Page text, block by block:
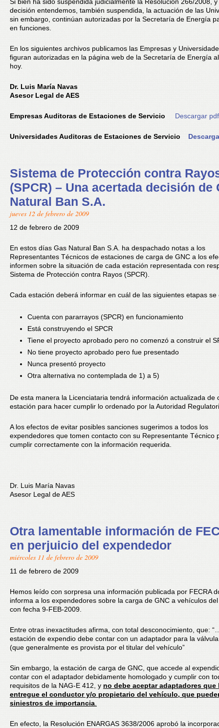
decisión entendemos, también suspendida, la actuación de las
sin embargo, continúan autorizadas por la Secretaría de Energía
en funciones.
En los siguientes archivos publicamos las Empresas y
figuran autorizadas en la página web de la Secretaría de Energía
hoy.
Dr. Luis María Navas
Asesor Legal de AES
Empresas Auditoras de Estaciones de Servicio Descargar pdf
Universidades Auditoras de Estaciones de Servicio
Sistema de Protección contra
(SPCR) – Una acertada decisión de
Natural Ban S.A.
jueves 12 de febrero de 2009
12 de febrero de 2009
En estos días Gas Natural Ban S.A. ha despachado notas a los
Representantes Técnicos de estaciones de carga de GNC a los
informen sobre la situación de cada estación representada con
Sistema de Protección contra Rayos (SPCR).
Cada estación deberá informar en cuál de las siguientes etapas se
Cuenta con pararrayos (SPCR) en funcionamiento
Está construyendo el SPCR
Tiene el proyecto aprobado pero no comenzó a construir el
No tiene proyecto aprobado pero fue presentado
Nunca presentó proyecto
Otra alternativa no contemplada de 1) a 5)
De esta manera la Licenciataria tendrá información actualizada de
estación para hacer cumplir lo ordenado por la Autoridad
A los efectos de evitar posibles sanciones sugerimos a todos los
expendedores que tomen contacto con su Representante Técnico
cumplir correctamente con la información requerida.
Dr. Luis María Navas
Asesor Legal de AES
Otra lamentable información de
en perjuicio del expendedor
miércoles 11 de febrero de 2009
11 de febrero de 2009
Hemos leído con sorpresa una información publicada por FECRA
informa a los expendedores sobre la carga de GNC a vehículos
con fecha 9-FEB-2009.
Entre otras inexactitudes afirma, con total desconocimiento, que:
estación de expendio debe contar con un adaptador para la
(que generalmente es provista por el titular del vehículo”
Sin embargo, la estación de carga de GNC, que accede al
contar con el adaptador debidamente homologado y cumplir con
requisitos de la NAG-E 412, y no debe aceptar adaptadores que
entregue el conductor y/o propietario del vehículo, que
siniestros de importancia
En efecto, la Resolución ENARGAS 3638/2006 aprobó la